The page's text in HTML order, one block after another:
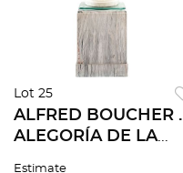
Lot 25
ALFRED BOUCHER .
ALEGORÍA DE LA
Estimate